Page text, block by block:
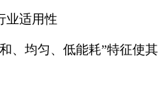
业适用性
、均匀、低能耗”特征使其